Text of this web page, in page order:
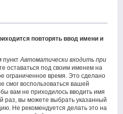
повторять ввод имени и
пунктАвтоматически входить при
оставаться под своим именем на
ограниченное время. Это сделано
смог воспользоваться вашей
вам не приходилось вводить имя
раз, вы можете выбрать указанный
Не рекомендуется делать это на